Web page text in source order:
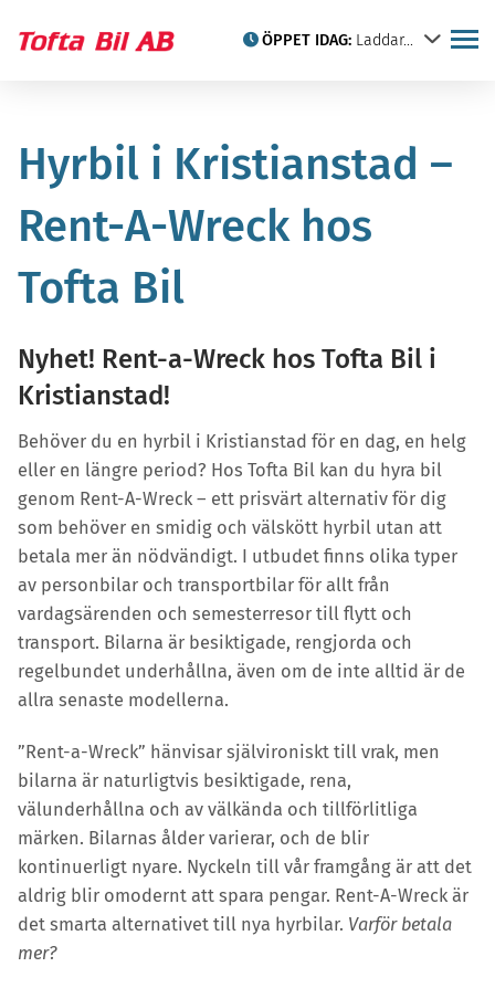
ÖPPET IDAG:Laddar...
Kristianstad
Privatleasing
Citroën
Iveco
Taktält
Hyrbilar
Sälj din bil hos oss
Verkstad
Citroën-kortet
Däckbyte, nya däck och
däckhotell i Kristianstad
Veteranbilar
Kontakt
Personal
Om oss
Om våra solceller
Integritetspolicy
Hyrbil i Kristianstad –
Rent-A-Wreck hos
Tofta Bil
Nyhet! Rent-a-Wreck hos Tofta Bil i
Kristianstad!
Behöver du en hyrbil i Kristianstad för en dag, en helg
eller en längre period? Hos Tofta Bil kan du hyra bil
genom Rent-A-Wreck – ett prisvärt alternativ för dig
som behöver en smidig och välskött hyrbil utan att
betala mer än nödvändigt. I utbudet finns olika typer
av personbilar och transportbilar för allt från
vardagsärenden och semesterresor till flytt och
transport. Bilarna är besiktigade, rengjorda och
regelbundet underhållna, även om de inte alltid är de
allra senaste modellerna.
”Rent-a-Wreck” hänvisar självironiskt till vrak, men
bilarna är naturligtvis besiktigade, rena,
välunderhållna och av välkända och tillförlitliga
märken. Bilarnas ålder varierar, och de blir
kontinuerligt nyare. Nyckeln till vår framgång är att det
aldrig blir omodernt att spara pengar. Rent-A-Wreck är
det smarta alternativet till nya hyrbilar. Varför betala
mer?